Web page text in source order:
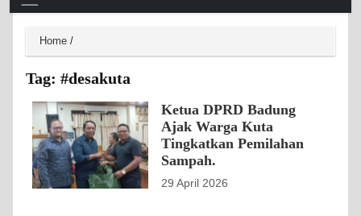
Home /
Tag: #desakuta
Ketua DPRD Badung
Ajak Warga Kuta
Tingkatkan Pemilahan
Sampah.
29 April 2026